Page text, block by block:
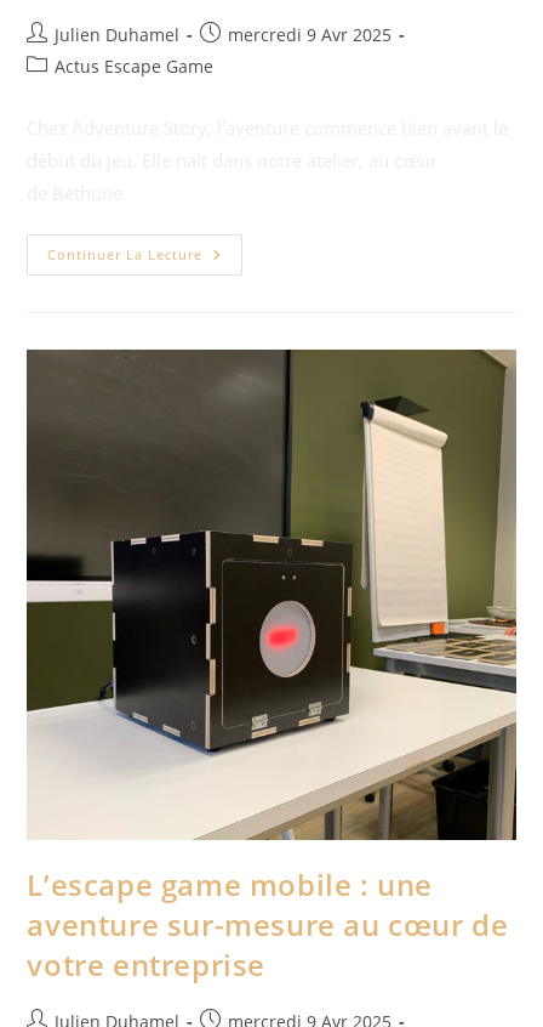
Julien Duhamel
mercredi 9 Avr 2025
Actus Escape Game
Continuer La Lecture
L’escape game mobile : une
aventure sur-mesure au cœur de
votre entreprise
Julien Duhamel mercredi 9 Avr 2025